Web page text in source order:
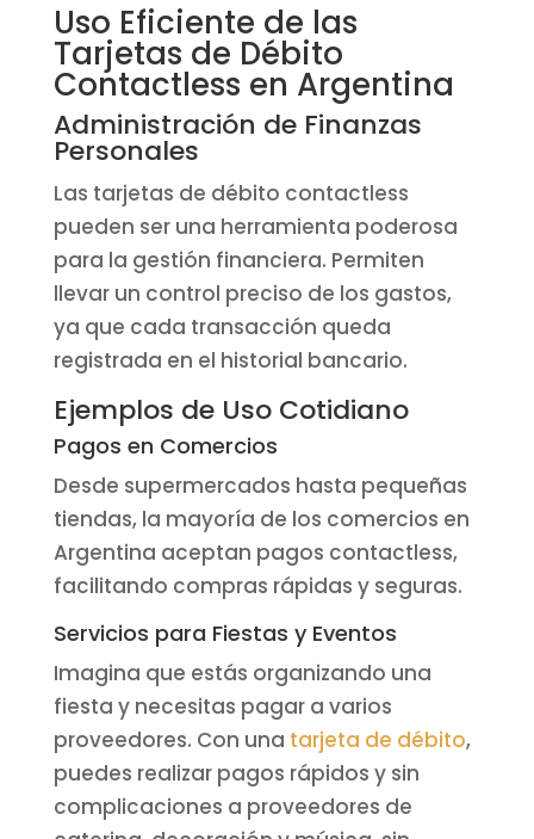
Uso Eficiente de las
Tarjetas de Débito
Contactless en Argentina
Administración de Finanzas
Personales
Las tarjetas de débito contactless
pueden ser una herramienta poderosa
para la gestión financiera. Permiten
llevar un control preciso de los gastos,
ya que cada transacción queda
registrada en el historial bancario.
Ejemplos de Uso Cotidiano
Pagos en Comercios
Desde supermercados hasta pequeñas
tiendas, la mayoría de los comercios en
Argentina aceptan pagos contactless,
facilitando compras rápidas y seguras.
Servicios para Fiestas y Eventos
Imagina que estás organizando una
fiesta y necesitas pagar a varios
proveedores. Con una tarjeta de débito,
puedes realizar pagos rápidos y sin
complicaciones a proveedores de